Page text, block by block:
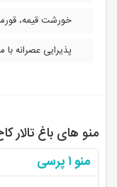
خورشت قیمه،
پذیرایی عصرانه
منو های باغ تالار
منو ۱ پرسی